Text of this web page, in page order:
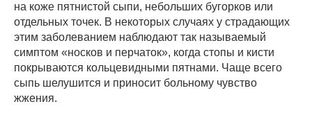
на коже пятнистой сыпи, небольших бугорков или
отдельных точек. В некоторых случаях у страдающих
этим заболеванием наблюдают так называемый
симптом «носков и перчаток», когда стопы и кисти
покрываются кольцевидными пятнами. Чаще всего
сыпь шелушится и приносит больному чувство
жжения.